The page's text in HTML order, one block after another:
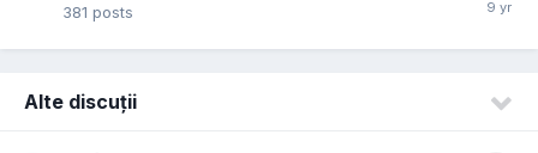
381 posts
Alte discuții